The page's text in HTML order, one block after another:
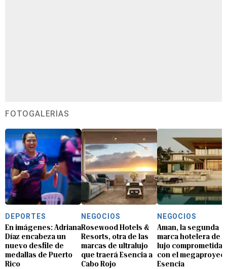
FOTOGALERÍAS
DEPORTES
En imágenes: Adriana
Díaz encabeza un
nuevo desfile de
medallas de Puerto
Rico
NEGOCIOS
Rosewood Hotels &
Resorts, otra de las
marcas de ultralujo
que traerá Esencia a
Cabo Rojo
NEGOCIOS
Aman, la segunda
marca hotelera de
lujo comprometida
con el
Esencia